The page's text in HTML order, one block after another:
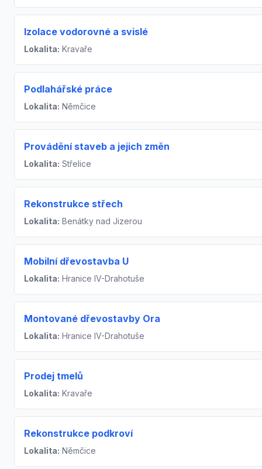
Izolace vodorovné a svislé
Lokalita: Kravaře
Podlahářské práce
Lokalita: Němčice
Provádění staveb a jejich změn
Lokalita: Střelice
Rekonstrukce střech
Lokalita: Benátky nad Jizerou
Mobilní dřevostavba U
Lokalita: Hranice IV-Drahotuše
Montované dřevostavby Ora
Lokalita: Hranice IV-Drahotuše
Prodej tmelů
Lokalita: Kravaře
Rekonstrukce podkroví
Lokalita: Němčice